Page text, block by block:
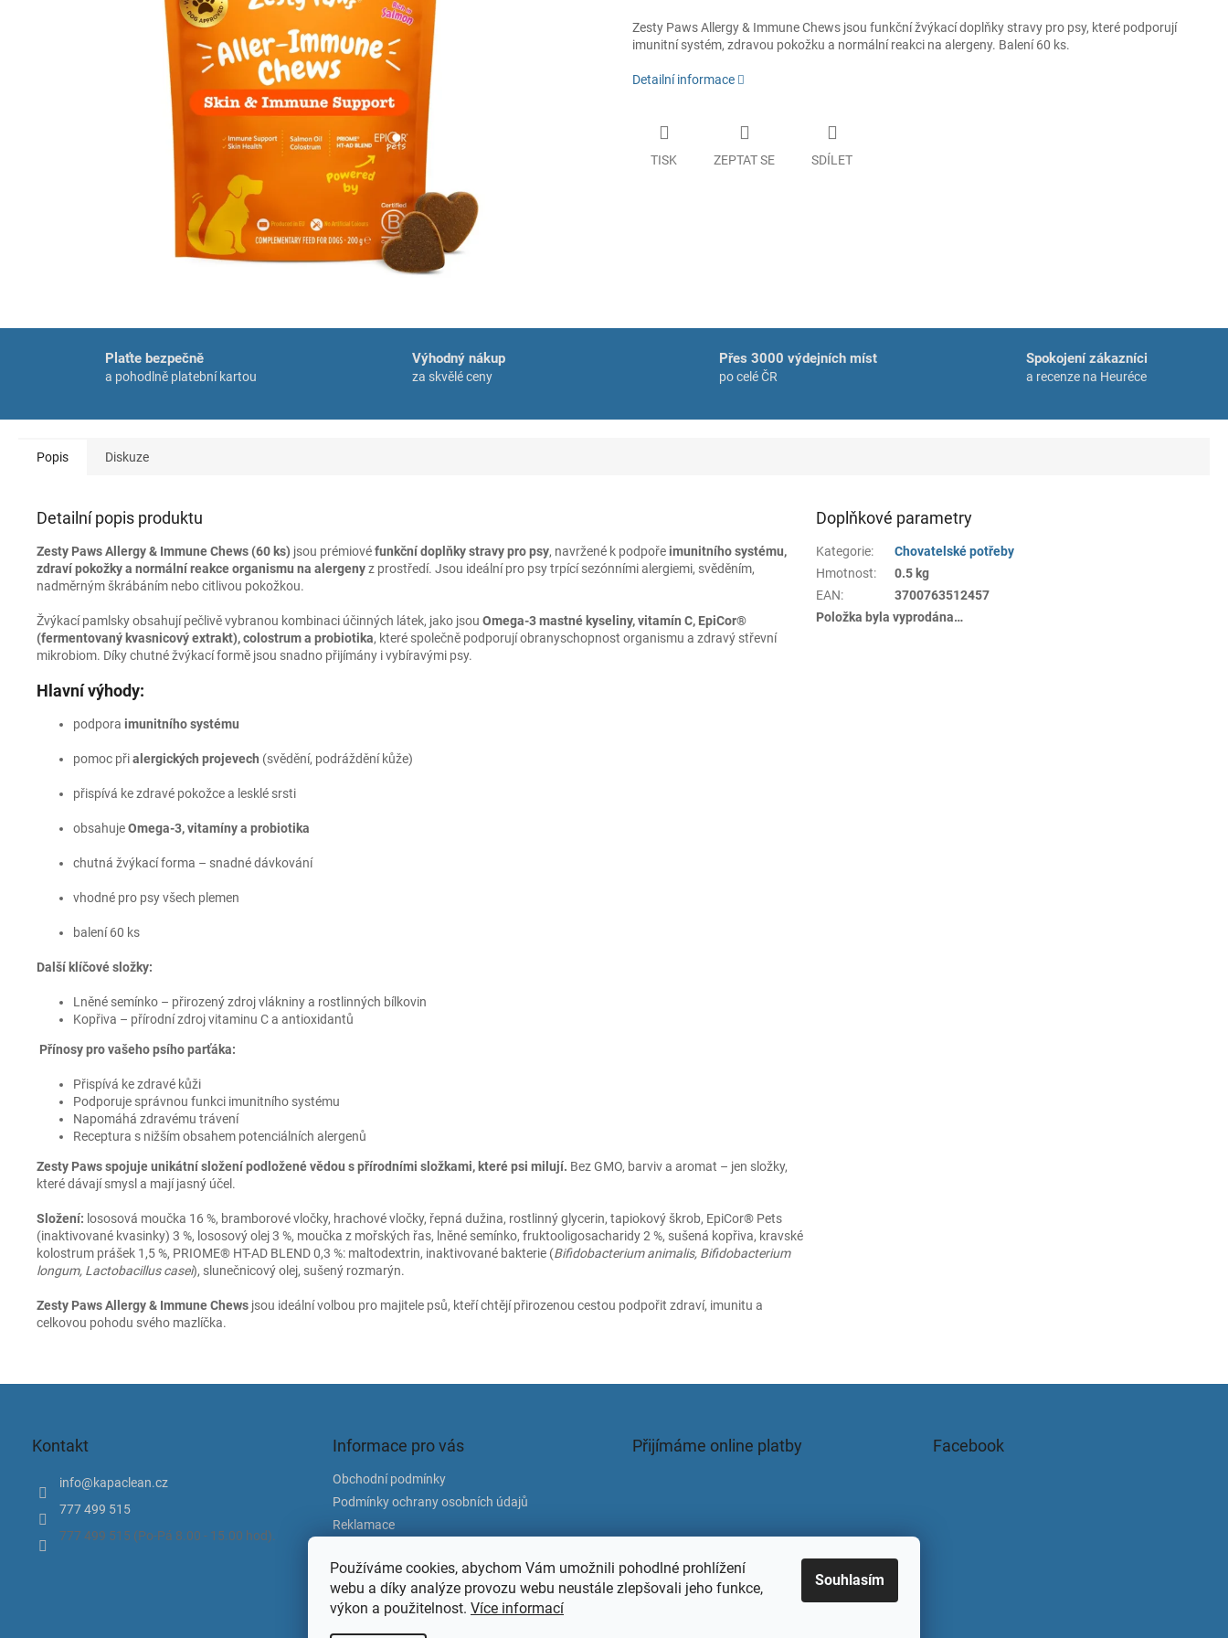
Používáme cookies, abychom Vám umožnili pohodlné prohlížení
webu a díky analýze provozu webu neustále zlepšovali jeho funkce,
výkon a použitelnost. Více informací
Souhlasím
Zesty Paws Allergy & Immune Chews jsou funkční žvýkací doplňky stravy pro psy, které podporují
imunitní systém, zdravou pokožku a normální reakci na alergeny. Balení 60 ks.
Detailní informace
TISK ZEPTAT SE SDÍLET
Plaťte bezpečně
a pohodlně platební kartou
Výhodný nákup
za skvělé ceny
Přes 3000 výdejních míst
po celé ČR
Spokojení zákazníci
a recenze na Heuréce
Popis Diskuze
Detailní popis produktu
Zesty Paws Allergy & Immune Chews (60 ks) jsou prémiovéfunkční doplňky stravy pro psy, navržené k podpoře imunitního systému,
zdraví pokožky a normální reakce organismu na alergenyz prostředí. Jsou ideální pro psy trpící sezónními alergiemi, svěděním,
nadměrným škrábáním nebo citlivou pokožkou.
Žvýkací pamlsky obsahují pečlivě vybranou kombinaci účinných látek, jako jsou Omega-3 mastné kyseliny, vitamín C, EpiCor®
(fermentovaný kvasnicový extrakt), colostrum a probiotika, které společně podporují obranyschopnost organismu a zdravý střevní
mikrobiom. Díky chutné žvýkací formě jsou snadno přijímány i vybíravými psy.
Hlavní výhody:
podpora imunitního systému
pomoc přialergických projevech (svědění, podráždění kůže)
přispívá ke zdravé pokožce a lesklé srsti
obsahujeOmega-3, vitamíny a probiotika
chutná žvýkací forma – snadné dávkování
vhodné pro psy všech plemen
balení 60 ks
Další klíčové složky:
Lněné semínko – přirozený zdroj vlákniny a rostlinných bílkovin
Kopřiva – přírodní zdroj vitaminu C a antioxidantů
Přínosy pro vašeho psího parťáka:
Přispívá ke zdravé kůži
Podporuje správnou funkci imunitního systému
Napomáhá zdravému trávení
Receptura s nižším obsahem potenciálních alergenů
Zesty Paws spojuje unikátní složení podložené vědou s přírodními složkami, které psi milují. Bez GMO, barviv a aromat – jen složky,
které dávají smysl a mají jasný účel.
Složení: lososová moučka 16 %, bramborové vločky, hrachové vločky, řepná dužina, rostlinný glycerin, tapiokový škrob, EpiCor® Pets
(inaktivované kvasinky) 3 %, lososový olej 3 %, moučka z mořských řas, lněné semínko, fruktooligosacharidy 2 %, sušená kopřiva, kravské
kolostrum prášek 1,5 %, PRIOME® HT-AD BLEND 0,3 %: maltodextrin, inaktivované bakterie (Bifidobacterium animalis, Bifidobacterium
longum, Lactobacillus casei), slunečnicový olej, sušený rozmarýn.
Zesty Paws Allergy & Immune Chews jsou ideální volbou pro majitele psů, kteří chtějí přirozenou cestou podpořit zdraví, imunitu a
celkovou pohodu svého mazlíčka.
Doplňkové parametry
Kategorie:
Chovatelské potřeby
Hmotnost:
0.5 kg
EAN:
3700763512457
Položka byla vyprodána…
Kontakt
info@kapaclean.cz
777 499 515
777 499 515 (Po-Pá 8.00 - 15.00 hod).
Informace pro vás
Obchodní podmínky
Podmínky ochrany osobních údajů
Reklamace
Kontakty
Ke Stažení
Přijímáme online platby Facebook